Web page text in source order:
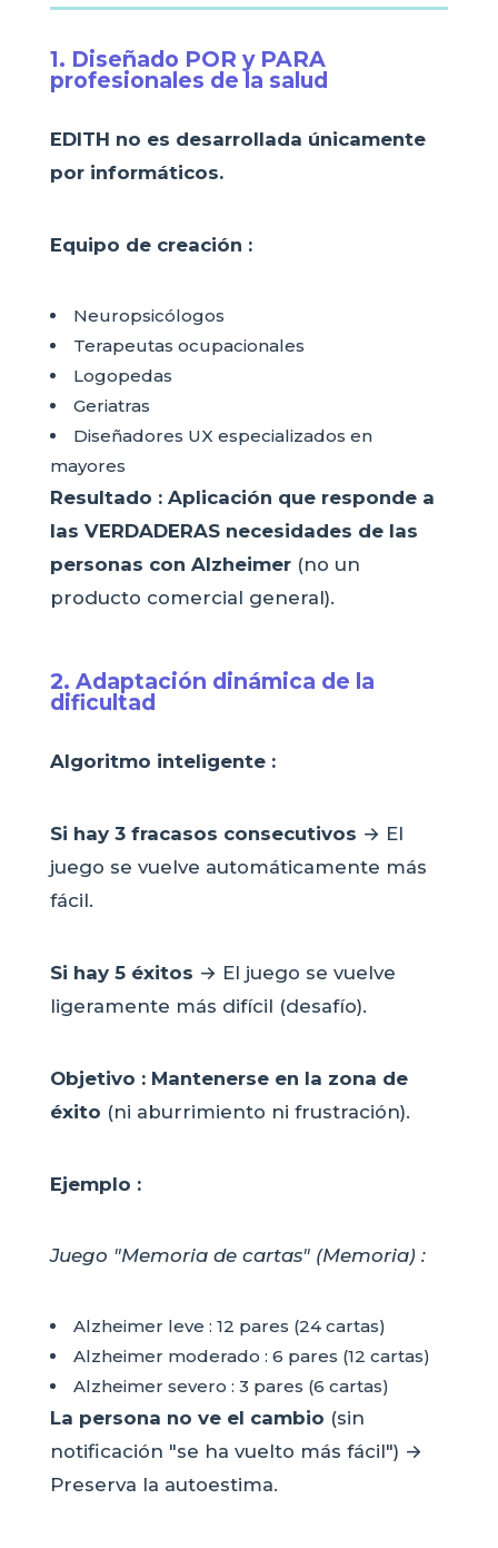
1. Diseñado POR y PARA
profesionales de la salud
EDITH no es desarrollada únicamente
por informáticos.
Equipo de creación :
Neuropsicólogos
Terapeutas ocupacionales
Logopedas
Geriatras
Diseñadores UX especializados en
mayores
Resultado : Aplicación que responde a
las VERDADERAS necesidades de las
personas con Alzheimer(no un
producto comercial general).
2. Adaptación dinámica de la
dificultad
Algoritmo inteligente :
Si hay 3 fracasos consecutivos → El
juego se vuelve automáticamente más
fácil.
Si hay 5 éxitos → El juego se vuelve
ligeramente más difícil (desafío).
Objetivo : Mantenerse en la zona de
éxito (ni aburrimiento ni frustración).
Ejemplo :
Juego "Memoria de cartas" (Memoria) :
Alzheimer leve : 12 pares (24 cartas)
Alzheimer moderado : 6 pares (12 cartas)
Alzheimer severo : 3 pares (6 cartas)
La persona no ve el cambio (sin
notificación "se ha vuelto más fácil") →
Preserva la autoestima.